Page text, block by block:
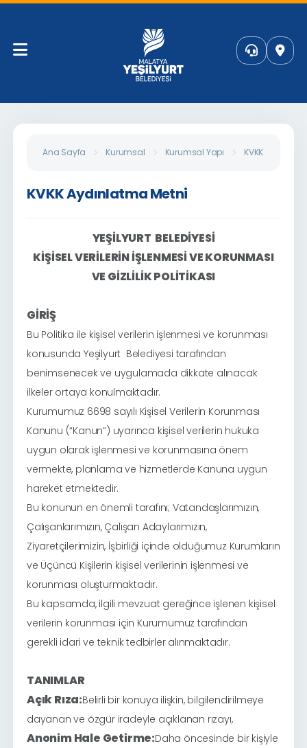
Ana Sayfa Kurumsal Kurumsal Yapı KVKK
KVKK Aydınlatma Metni
YEŞİLYURT BELEDİYESİ
KİŞİSEL VERİLERİN İŞLENMESİ VE KORUNMASI
VE GİZLİLİK POLİTİKASI
GİRİŞ
Bu Politika ile kişisel verilerin işlenmesi ve korunması
konusunda Yeşilyurt Belediyesi tarafından
benimsenecek ve uygulamada dikkate alınacak
ilkeler ortaya konulmaktadır.
Kurumumuz 6698 sayılı Kişisel Verilerin Korunması
Kanunu (“Kanun”) uyarınca kişisel verilerin hukuka
uygun olarak işlenmesi ve korunmasına önem
vermekte, planlama ve hizmetlerde Kanuna uygun
hareket etmektedir.
Bu konunun en önemli tarafını; Vatandaşlarımızın,
Çalışanlarımızın, Çalışan Adaylarımızın,
Ziyaretçilerimizin, İşbirliği içinde olduğumuz Kurumların
ve Üçüncü Kişilerin kişisel verilerinin işlenmesi ve
korunması oluşturmaktadır.
Bu kapsamda, ilgili mevzuat gereğince işlenen kişisel
verilerin korunması için Kurumumuz tarafından
gerekli idari ve teknik tedbirler alınmaktadır.
TANIMLAR
Açık Rıza:Belirli bir konuya ilişkin, bilgilendirilmeye
dayanan ve özgür iradeyle açıklanan rızayı,
Anonim Hale Getirme:Daha öncesinde bir kişiyle